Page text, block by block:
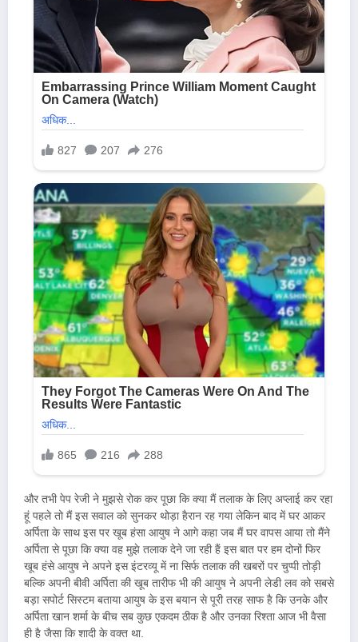
और तभी पेप रेजी ने मुझसे रोक कर पूछा कि क्या मैं तलाक के लिए अप्लाई कर रहा
हूं पहले तो मैं इस सवाल को सुनकर थोड़ा हैरान रह गया लेकिन बाद में घर आकर
अर्पिता के साथ इस पर खूब हंसा आयुष ने आगे कहा जब मैं घर वापस आया तो मैंने
अर्पिता से पूछा कि क्या वह मुझे तलाक देने जा रही हैं इस बात पर हम दोनों फिर
खूब हंसे आयुष ने अपने इस इंटरव्यू में ना सिर्फ तलाक की खबरों पर चुप्पी तोड़ी
बल्कि अपनी बीवी अर्पिता की खूब तारीफ भी की आयुष ने अपनी लेडी लव को सबसे
बड़ा सपोर्ट सिस्टम बताया आयुष के इस बयान से पूरी तरह साफ है कि उनके और
अर्पिता खान शर्मा के बीच सब कुछ एकदम ठीक है और उनका रिश्ता आज भी वैसा
ही है जैसा कि शादी के वक्त था.